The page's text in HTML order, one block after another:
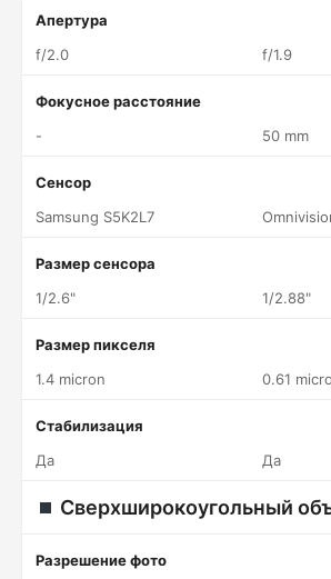
Апертура
f/2.0
f/1.9
Фокусное расстояние
-
50 mm
Сенсор
Samsung S5K2L7
Размер сенсора
1/2.6"
1/2.88"
Размер пикселя
1.4 micron
0.61
Стабилизация
Да
Да
Сверхширокоугольный
Разрешение фото